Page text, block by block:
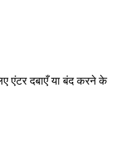
एंटर दबाएँ या बंद करने के